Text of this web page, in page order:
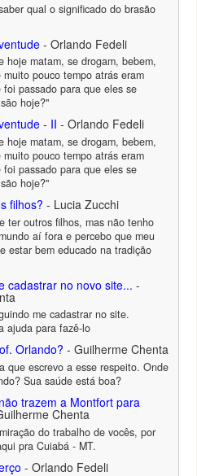
qual o significado do brasão
- Orlando Fedeli
hoje matam, se drogam, bebem,
pouco tempo atrás eram
foi passado para que eles se
hoje?"
- II - Orlando Fedeli
hoje matam, se drogam, bebem,
pouco tempo atrás eram
foi passado para que eles se
hoje?"
filhos? - Lucia Zucchi
ter outros filhos, mas não tenho
aí fora e percebo que meu
estar bem educado na tradição
cadastrar no novo site... -
me cadastrar no site.
ajuda para fazê-lo
Orlando? - Guilherme Chenta
que escrevo a esse respeito. Onde
Sua saúde está boa?
trazem a Montfort para
Chenta
do trabalho de vocês, por
pra Cuiabá - MT.
- Orlando Fedeli